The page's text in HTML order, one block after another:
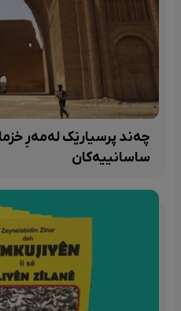
چەند پرسیارێک لەمەڕ
ساسانییەکان